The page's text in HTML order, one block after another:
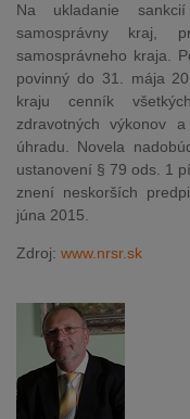
Na ukladanie
samosprávny kraj,
samosprávneho kraja.
povinný do 31. mája
kraju cenník
zdravotných výkonov
úhradu. Novela
ustanovení § 79 ods. 1
znení neskorších
júna 2015.
Zdroj: www.nrsr.sk